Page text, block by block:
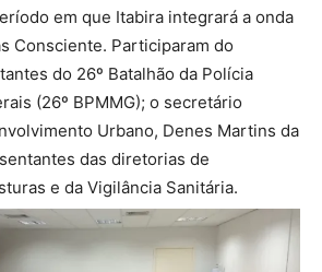
em que Itabira integrará a onda
Consciente. Participaram do
do 26º Batalhão da Polícia
(26º BPMMG); o secretário
Urbano, Denes Martins da
das diretorias de
e da Vigilância Sanitária.